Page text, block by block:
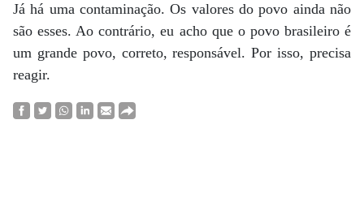
Já há uma contaminação. Os valores do povo ainda não
são esses. Ao contrário, eu acho que o povo brasileiro é
um grande povo, correto, responsável. Por isso, precisa
reagir.